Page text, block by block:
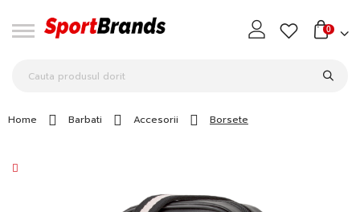
0
Home Barbati Accesorii Borsete